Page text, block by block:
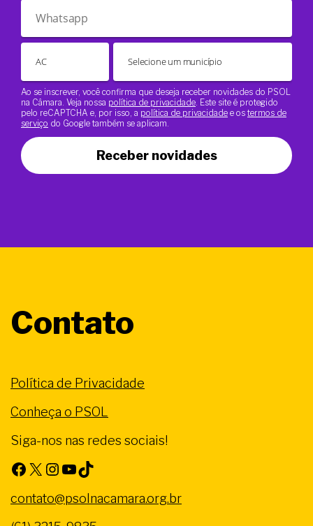
Ao se inscrever, você confirma que deseja receber novidades do PSOL
na Câmara. Veja nossa política de privacidade . Este site é protegido
pelo reCAPTCHA e, por isso, a política de privacidade e os termos de
serviço do Google também se aplicam.
Receber novidades
Contato
Política de Privacidade
Conheça o PSOL
Siga-nos nas redes sociais!
Facebook X Instagram Youtube TikTok
contato@psolnacamara.org.br